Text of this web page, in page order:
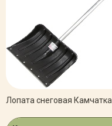
Лопата снеговая Камчатка